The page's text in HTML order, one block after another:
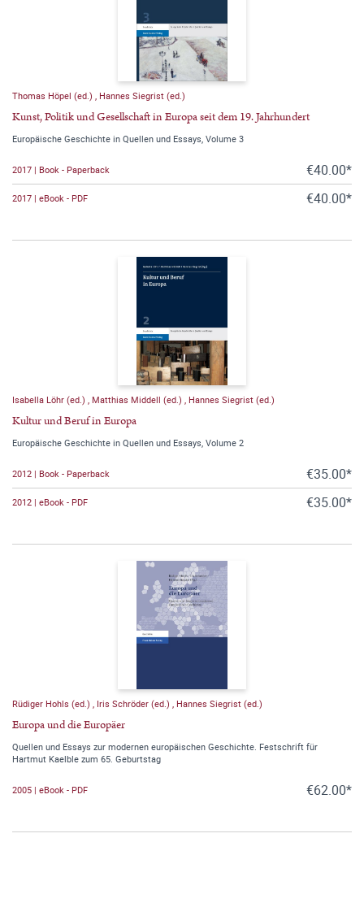
Thomas Höpel (ed.) Hannes Siegrist (ed.)
Kunst, Politik und Gesellschaft in Europa seit dem 19. Jahrhundert
Europäische Geschichte in Quellen und Essays, Volume 3
2017 | Book - Paperback €40.00*
2017 | eBook - PDF €40.00*
Isabella Löhr (ed.) Matthias Middell (ed.) Hannes Siegrist (ed.)
Kultur und Beruf in Europa
Europäische Geschichte in Quellen und Essays, Volume 2
2012 | Book - Paperback €35.00*
2012 | eBook - PDF €35.00*
Rüdiger Hohls (ed.) Iris Schröder (ed.) Hannes Siegrist (ed.)
Europa und die Europäer
Quellen und Essays zur modernen europäischen Geschichte. Festschrift für
Hartmut Kaelble zum 65. Geburtstag
2005 | eBook - PDF €62.00*